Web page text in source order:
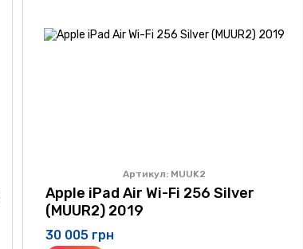
Артикул: MUUK2
Apple iPad Air Wi-Fi 256 Silver
(MUUR2) 2019
30 005 грн